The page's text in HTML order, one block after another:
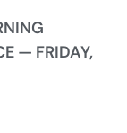
— FRIDAY,